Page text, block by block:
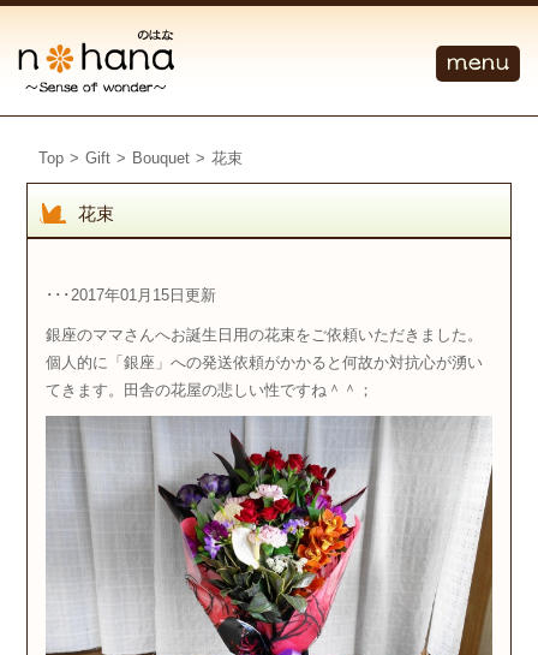
Top > Gift > Bouquet > 花束
花束
･･･2017年01月15日更新
銀座のママさんへお誕生日用の花束をご依頼いただきました。
個人的に「銀座」への発送依頼がかかると何故か対抗心が湧い
てきます。田舎の花屋の悲しい性ですね＾＾；